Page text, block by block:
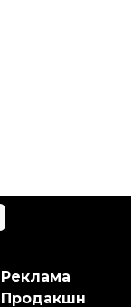
Реклама
Продакшн